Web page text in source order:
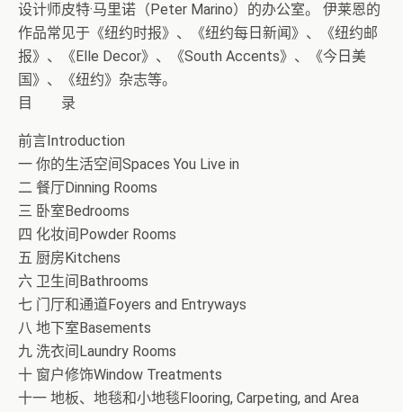
设计师皮特·马里诺（Peter Marino）的办公室。 伊莱恩的
作品常见于《纽约时报》、《纽约每日新闻》、《纽约邮
报》、《Elle Decor》、《South Accents》、《今日美
国》、《纽约》杂志等。
目 录
前言Introduction
一 你的生活空间Spaces You Live in
二 餐厅Dinning Rooms
三 卧室Bedrooms
四 化妆间Powder Rooms
五 厨房Kitchens
六 卫生间Bathrooms
七 门厅和通道Foyers and Entryways
八 地下室Basements
九 洗衣间Laundry Rooms
十 窗户修饰Window Treatments
十一 地板、地毯和小地毯Flooring, Carpeting, and Area